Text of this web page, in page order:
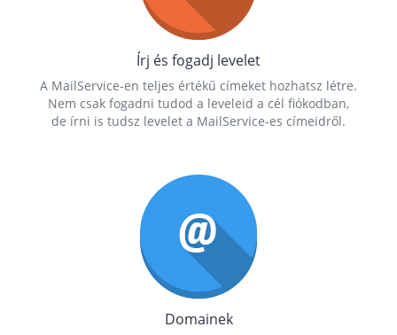
Írj és fogadj levelet
A MailService-en teljes értékű címeket hozhatsz létre.
Nem csak fogadni tudod a leveleid a cél fiókodban,
de írni is tudsz levelet a MailService-es címeidről.
Domainek